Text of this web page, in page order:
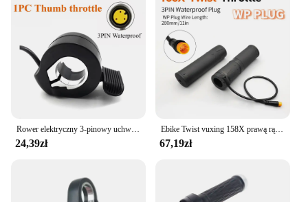
Rower elektryczny 3-pinowy uchwyt przepustnicy z regulacją prędkości palca do silnika BBS Bafang
24,39zł
Ebike Twist vuxing 158X prawą rączkę przepustnica elektryczna skuter rowerowy do 24V 36V 48V 60V 72V E części do konwersji roweru
67,19zł